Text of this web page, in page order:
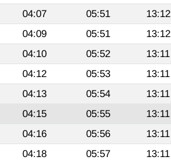
04:07 05:51 13:12
04:09 05:51 13:12
04:10 05:52 13:11
04:12 05:53 13:11
04:13 05:54 13:11
04:15 05:55 13:11
04:16 05:56 13:11
04:18 05:57 13:11